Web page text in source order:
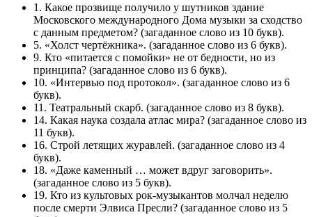
1. Какое прозвище получило у шутников здание
Московского международного Дома музыки за сходство
с данным предметом? (загаданное слово из 10 букв).
5. «Холст чертёжника». (загаданное слово из 6 букв).
9. Кто «питается с помойки» не от бедности, но из
принципа? (загаданное слово из 6 букв).
10. «Интервью под протокол». (загаданное слово из 6
букв).
11. Театральный скарб. (загаданное слово из 8 букв).
14. Какая наука создала атлас мира? (загаданное слово из
11 букв).
16. Строй летящих журавлей. (загаданное слово из 4
букв).
18. «Даже каменный … может вдруг заговорить».
(загаданное слово из 5 букв).
19. Кто из культовых рок-музыкантов молчал неделю
после смерти Элвиса Пресли? (загаданное слово из 5